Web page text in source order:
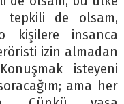
tepkili de olsam,
kişilere insanca
izin almadan
isteyeni
ama her